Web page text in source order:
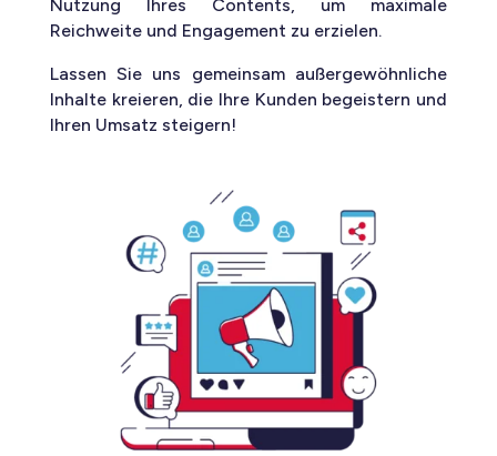
Nutzung Ihres Contents, um maximale
Reichweite und Engagement zu erzielen.
Lassen Sie uns gemeinsam außergewöhnliche
Inhalte kreieren, die Ihre Kunden begeistern und
Ihren Umsatz steigern!